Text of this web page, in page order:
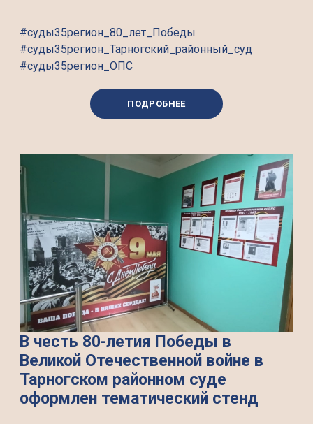
#суды35регион_80_лет_Победы
#суды35регион_Тарногский_районный_суд
#суды35регион_ОПС
ПОДРОБНЕЕ
В честь 80-летия Победы в
Великой Отечественной войне в
Тарногском районном суде
оформлен тематический стенд